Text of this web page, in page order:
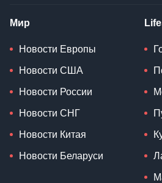
Мир
Новости Европы
Новости США
Новости России
Новости СНГ
Новости Китая
Новости Беларуси